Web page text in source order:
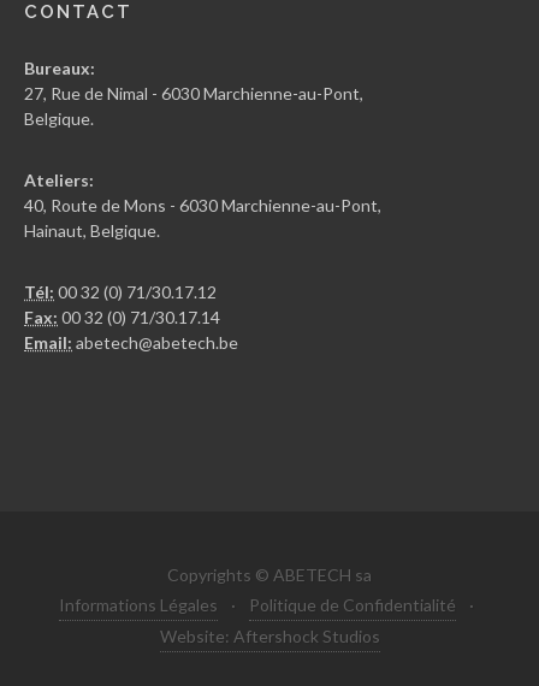
CONTACT
Bureaux:
27, Rue de Nimal - 6030 Marchienne-au-Pont,
Belgique.
Ateliers:
40, Route de Mons - 6030 Marchienne-au-Pont,
Hainaut, Belgique.
Tél: 00 32 (0) 71/30.17.12
Fax: 00 32 (0) 71/30.17.14
Email: abetech@abetech.be
Copyrights © ABETECH sa
Informations Légales
· Politique de Confidentialité
·
Website: Aftershock Studios